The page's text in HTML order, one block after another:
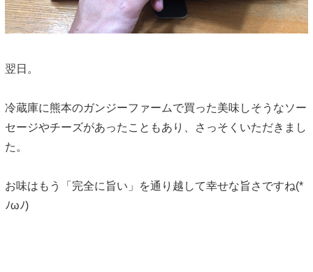
翌日。
冷蔵庫に熊本のガンジーファームで買った美味しそうなソー
セージやチーズがあったこともあり、さっそくいただきまし
た。
お味はもう「完全に旨い」を通り越して幸せな旨さですね(*
ﾉωﾉ)